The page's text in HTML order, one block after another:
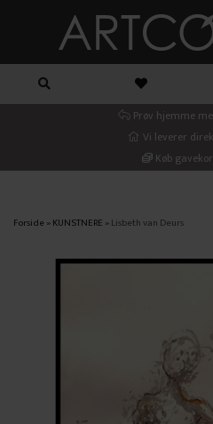
Prøv hjemme
Vi leverer
Køb
Forside »KUNSTNERE »Lisbeth van Deurs